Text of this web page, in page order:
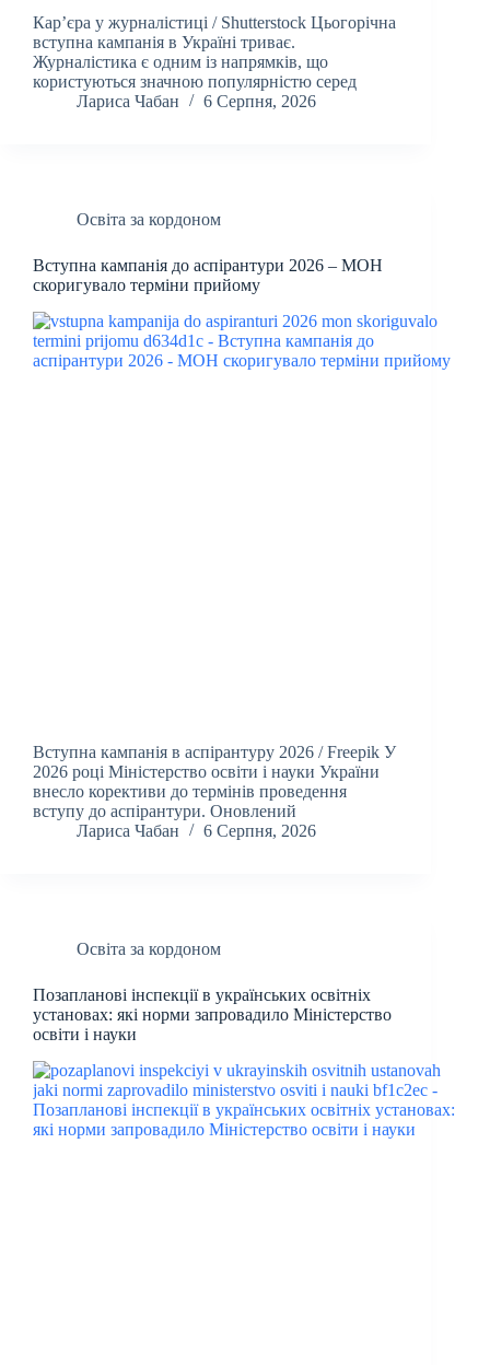
Кар’єра у журналістиці / Shutterstock Цьогорічна
вступна кампанія в Україні триває.
Журналістика є одним із напрямків, що
користуються значною популярністю серед
Лариса Чабан
6 Серпня, 2026
Освіта за кордоном
Вступна кампанія до аспірантури 2026 – МОН
скоригувало терміни прийому
Вступна кампанія в аспірантуру 2026 / Freepik У
2026 році Міністерство освіти і науки України
внесло корективи до термінів проведення
вступу до аспірантури. Оновлений
Лариса Чабан
6 Серпня, 2026
Освіта за кордоном
Позапланові інспекції в українських освітніх
установах: які норми запровадило Міністерство
освіти і науки